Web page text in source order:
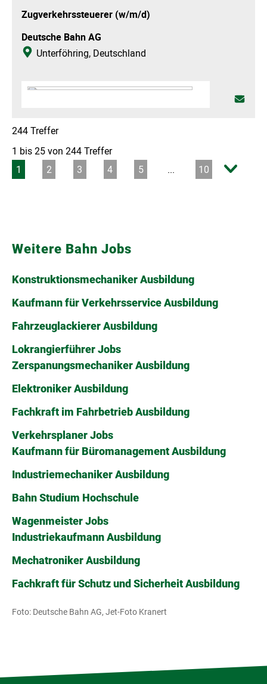
Weitere Bahn Jobs
Konstruktionsmechaniker Ausbildung
Kaufmann für Verkehrsservice Ausbildung
Fahrzeuglackierer Ausbildung
Lokrangierführer Jobs
Zerspanungsmechaniker Ausbildung
Elektroniker Ausbildung
Fachkraft im Fahrbetrieb Ausbildung
Verkehrsplaner Jobs
Kaufmann für Büromanagement Ausbildung
Industriemechaniker Ausbildung
Bahn Studium Hochschule
Wagenmeister Jobs
Industriekaufmann Ausbildung
Mechatroniker Ausbildung
Fachkraft für Schutz und Sicherheit Ausbildung
Foto: Deutsche Bahn AG, Jet-Foto Kranert